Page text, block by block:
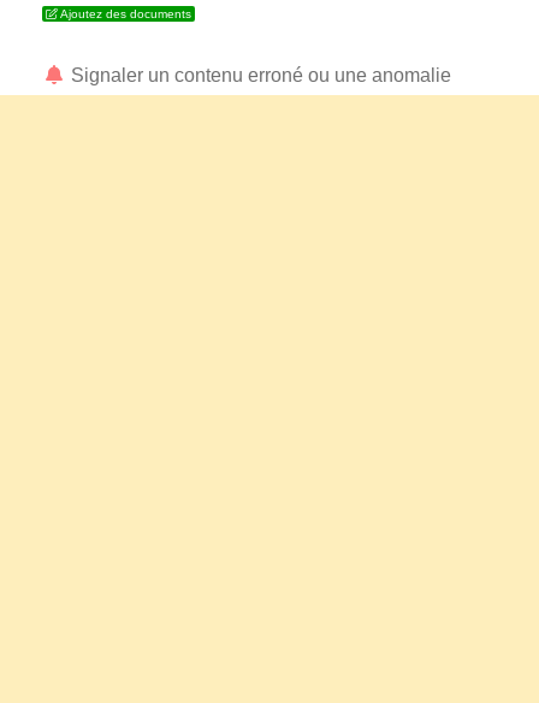
Ajoutez des documents
Signaler un contenu erroné ou une anomalie